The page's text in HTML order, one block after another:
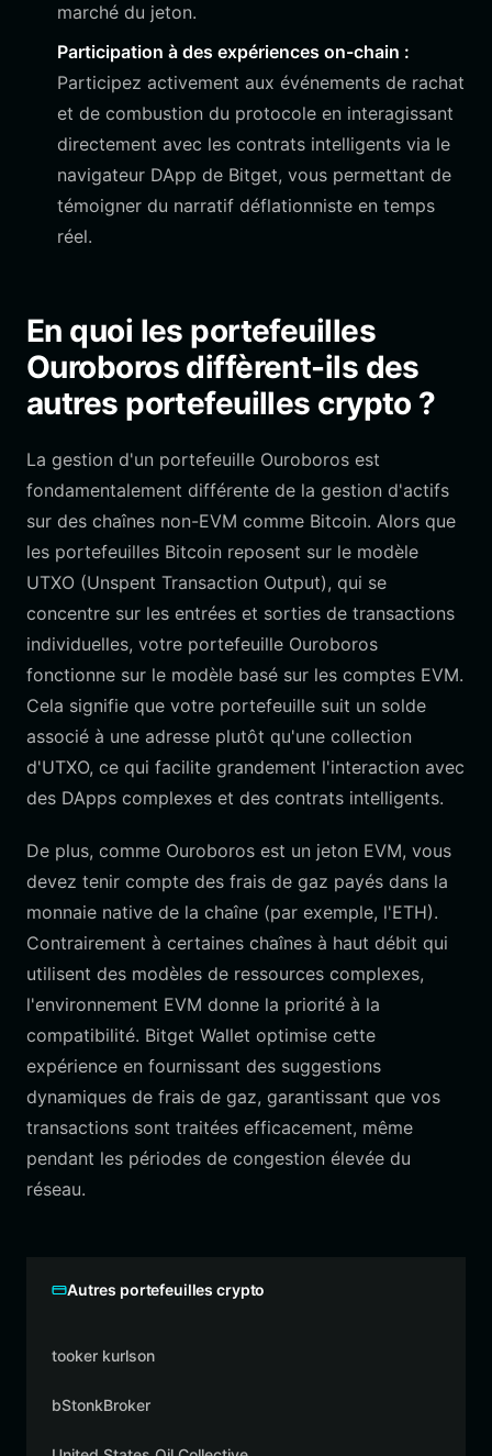
marché du jeton.
Participation à des expériences on-chain :
Participez activement aux événements de rachat
et de combustion du protocole en interagissant
directement avec les contrats intelligents via le
navigateur DApp de Bitget, vous permettant de
témoigner du narratif déflationniste en temps
réel.
En quoi les portefeuilles
Ouroboros diffèrent-ils des
autres portefeuilles crypto ?
La gestion d'un portefeuille Ouroboros est
fondamentalement différente de la gestion d'actifs
sur des chaînes non-EVM comme Bitcoin. Alors que
les portefeuilles Bitcoin reposent sur le modèle
UTXO (Unspent Transaction Output), qui se
concentre sur les entrées et sorties de transactions
individuelles, votre portefeuille Ouroboros
fonctionne sur le modèle basé sur les comptes EVM.
Cela signifie que votre portefeuille suit un solde
associé à une adresse plutôt qu'une collection
d'UTXO, ce qui facilite grandement l'interaction avec
des DApps complexes et des contrats intelligents.
De plus, comme Ouroboros est un jeton EVM, vous
devez tenir compte des frais de gaz payés dans la
monnaie native de la chaîne (par exemple, l'ETH).
Contrairement à certaines chaînes à haut débit qui
utilisent des modèles de ressources complexes,
l'environnement EVM donne la priorité à la
compatibilité. Bitget Wallet optimise cette
expérience en fournissant des suggestions
dynamiques de frais de gaz, garantissant que vos
transactions sont traitées efficacement, même
pendant les périodes de congestion élevée du
réseau.
Autres portefeuilles crypto
tooker kurlson
bStonkBroker